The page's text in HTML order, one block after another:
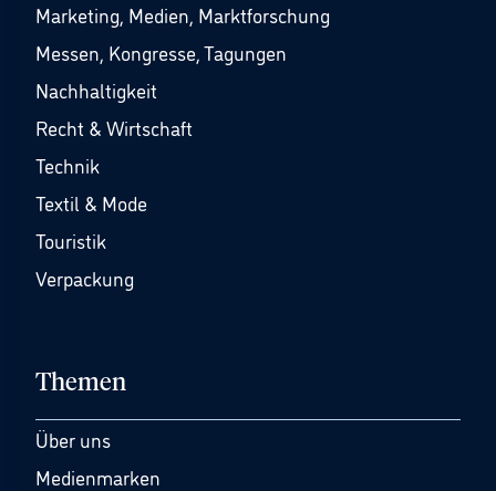
Marketing, Medien, Marktforschung
Messen, Kongresse, Tagungen
Nachhaltigkeit
Recht & Wirtschaft
Technik
Textil & Mode
Touristik
Verpackung
Themen
Über uns
Medienmarken